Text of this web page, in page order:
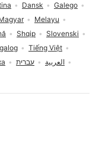
Dansk
Galego
Melayu
Shqip
Slovenski
Tiếng Việt
עברית
العربية